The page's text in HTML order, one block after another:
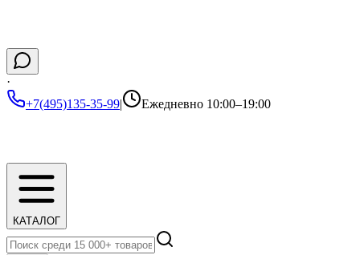
·
+7(495)135-35-99| Ежедневно 10:00–19:00
КАТАЛОГ